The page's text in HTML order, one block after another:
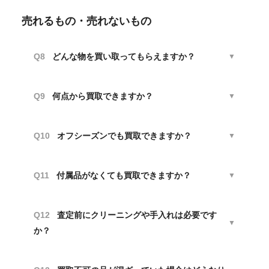
売れるもの・売れないもの
Q8 どんな物を買い取ってもらえますか？ ▼
Q9 何点から買取できますか？ ▼
Q10 オフシーズンでも買取できますか？ ▼
Q11 付属品がなくても買取できますか？ ▼
Q12
査定前にクリーニングや手入れは必要です
か？
▼